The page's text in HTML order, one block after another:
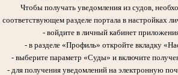
Чтобы получать уведомления из судов,
соответствующем разделе портала в настройках
- войдите в личный кабинет
- в разделе «Профиль» откройте вкладку
- выберите параметр «Суды» и включите
- для получения уведомлений на электронную